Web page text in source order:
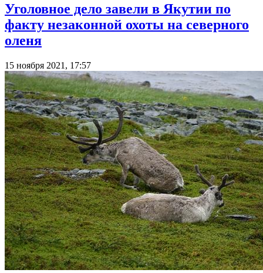
Уголовное дело завели в Якутии по
факту незаконной охоты на северного
оленя
15 ноября 2021, 17:57